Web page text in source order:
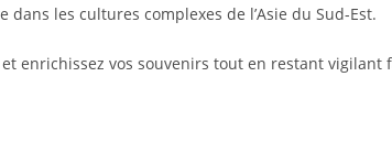
dans les cultures complexes de l’Asie du Sud-Est.
et enrichissez vos souvenirs tout en restant vigilant